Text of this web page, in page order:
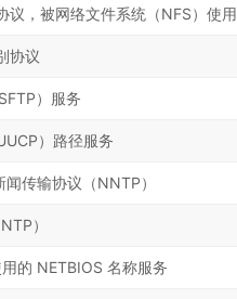
议，被网络文件系统（NFS）使用
协议
）服务
）路径服务
传输协议（NNTP）
）
的 NETBIOS 名称服务